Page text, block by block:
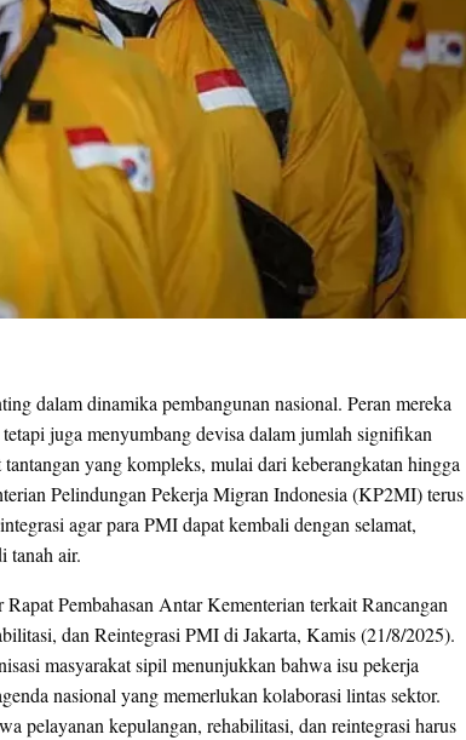
dalam dinamika pembangunan nasional. Peran mereka
juga menyumbang devisa dalam jumlah signifikan
yang kompleks, mulai dari keberangkatan hingga
Pelindungan Pekerja Migran Indonesia (KP2MI) terus
agar para PMI dapat kembali dengan selamat,
tanah air.
Pembahasan Antar Kementerian terkait Rancangan
dan Reintegrasi PMI di Jakarta, Kamis (21/8/2025).
masyarakat sipil menunjukkan bahwa isu pekerja
nasional yang memerlukan kolaborasi lintas sektor.
pelayanan kepulangan, rehabilitasi, dan reintegrasi harus